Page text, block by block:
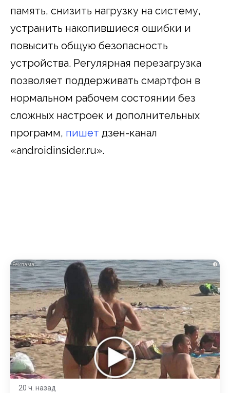
память, снизить нагрузку на систему,
устранить накопившиеся ошибки и
повысить общую безопасность
устройства. Регулярная перезагрузка
позволяет поддерживать смартфон в
нормальном рабочем состоянии без
сложных настроек и дополнительных
программ, пишет дзен-канал
«androidinsider.ru».
i
20 ч. назад